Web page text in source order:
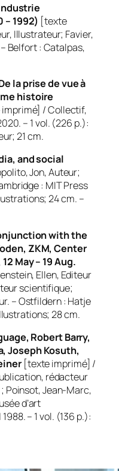
1992) [texte
Illustrateur; Favier,
Belfort : Catalpas,
la prise de vue à
histoire
/ Collectif,
– 1 vol. (226 p.):
21 cm.
and social
Jon, Auteur;
: MIT Press
24 cm. –
with the
ZKM, Center
May – 19 Aug.
Ellen, Editeur
scientifique;
– Ostfildern : Hatje
28 cm.
Robert Barry,
Joseph Kosuth,
[texte imprimé] /
rédacteur
Poinsot, Jean-Marc,
d’art
– 1 vol. (136 p.):